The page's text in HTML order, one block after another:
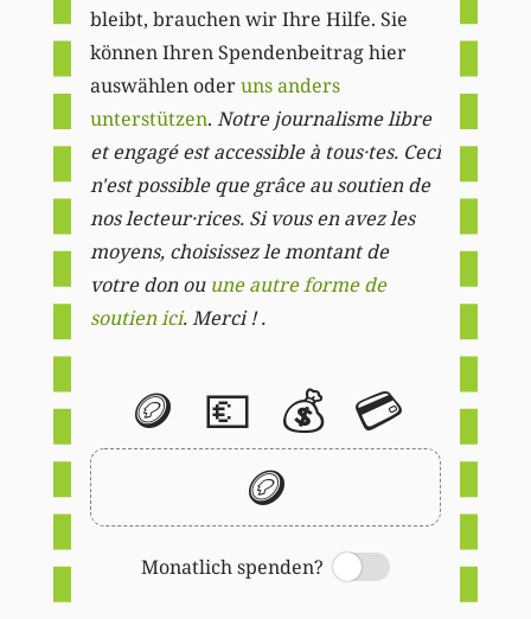
bleibt, brauchen wir Ihre Hilfe. Sie
können Ihren Spendenbeitrag hier
auswählen oderuns anders
unterstützen. Notre journalisme libre
et engagé est accessible à tous·tes. Ceci
n'est possible que grâce au soutien de
nos lecteur·rices. Si vous en avez les
moyens, choisissez le montant de
votre don ou une autre forme de
soutien ici. Merci ! .
🪙 💶 💰 💳
🪙
Monatlich spenden?
Switch